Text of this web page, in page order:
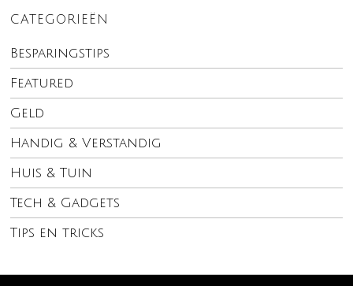
CATEGORIEËN
Besparingstips
Featured
Geld
Handig & Verstandig
Huis & Tuin
Tech & Gadgets
Tips en tricks